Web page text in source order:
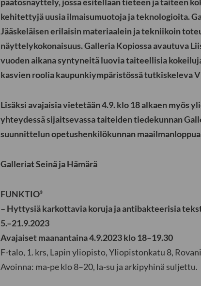
kehitettyjä uusia ilmaisumuotoja ja teknologioita.
Jääskeläisen erilaisin materiaalein ja tekniikoin
näyttelykokonaisuus. Galleria Kopiossa avautuva
vuoden aikana syntyneitä luovia taiteellisia
kasvien roolia kaupunkiympäristössä tutkiskeleva
Lisäksi avajaisia vietetään 4.9. klo 18 alkaen myös
yhteydessä sijaitsevassa taiteiden tiedekunnan
suunnittelun opetushenkilökunnan
Galleriat Seinä ja Hämärä
FUNKTIO³
– Hyttysiä karkottavia koruja ja antibakteerisia
5.–21.9.2023
Avajaiset maanantaina 4.9.2023 klo 18–19.30
F-talo, 1. krs, Lapin yliopisto, Yliopistonkatu 8,
Avoinna: ma-pe klo 8–20, la-su ja arkipyhinä suljettu.